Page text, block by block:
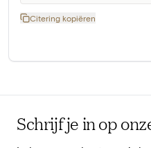
Citering kopiëren
Schrijf je in op